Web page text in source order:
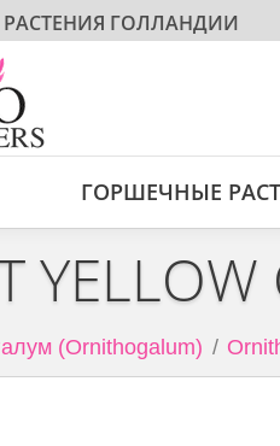
ГОЛЛАНДИИ
ГОРШЕЧНЫЕ
(Ornithogalum)